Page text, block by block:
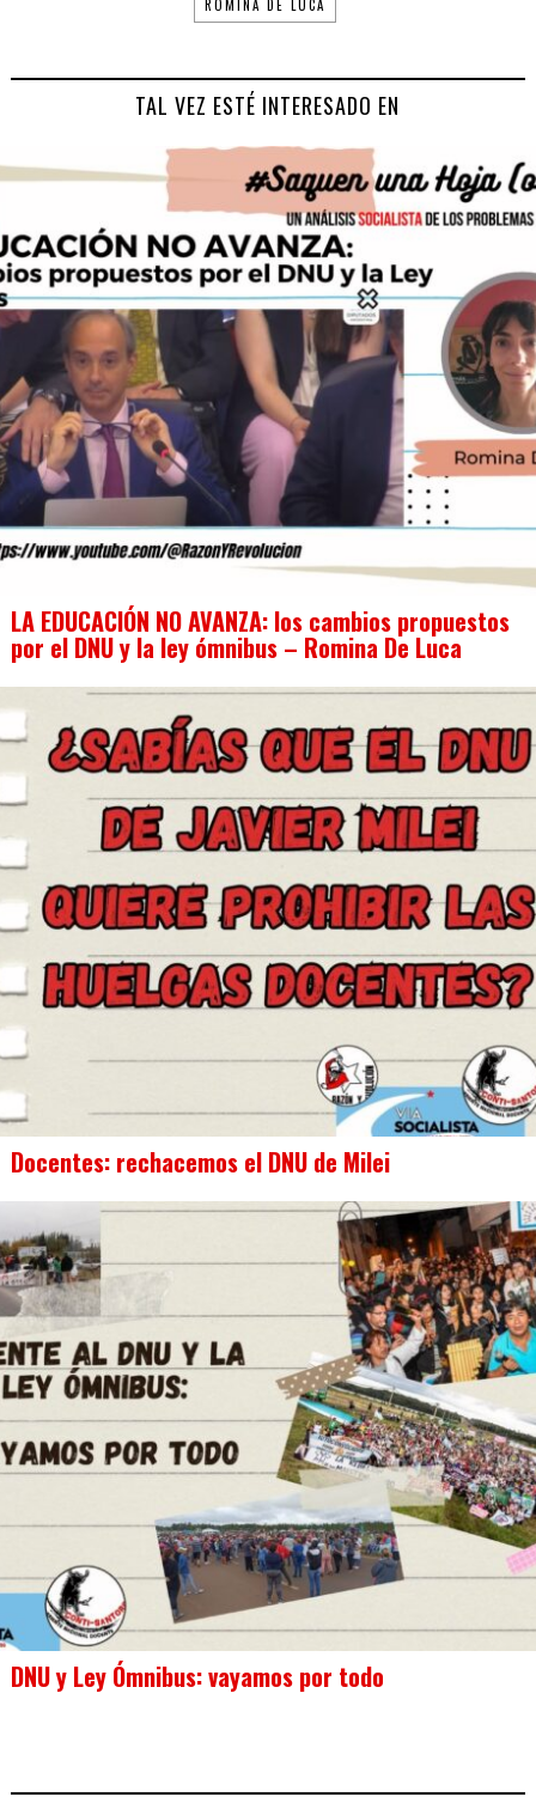
ROMINA DE LUCA
TAL VEZ ESTÉ INTERESADO EN
LA EDUCACIÓN NO AVANZA: los cambios propuestos
por el DNU y la ley ómnibus – Romina De Luca
Docentes: rechacemos el DNU de Milei
DNU y Ley Ómnibus: vayamos por todo